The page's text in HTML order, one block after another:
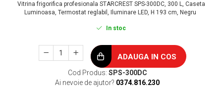
Vitrina frigorifica profesionala STARCREST SPS-300DC, 300 L, Caseta
Luminoasa, Termostat reglabil, Iluminare LED, H 193 cm, Negru
In stoc
ADAUGA IN COS
Cod Produs: SPS-300DC
Ai nevoie de ajutor? 0374.816.230